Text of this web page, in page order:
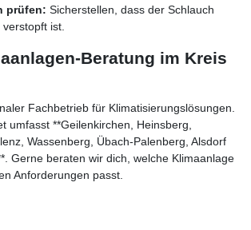
prüfen: Sicherstellen, dass der Schlauch
ist.
Beratung im Kreis
Fachbetrieb für Klimatisierungslösungen.
umfasst **Geilenkirchen, Heinsberg,
Wassenberg, Übach-Palenberg, Alsdorf
Gerne beraten wir dich, welche Klimaanlage
Anforderungen passt.